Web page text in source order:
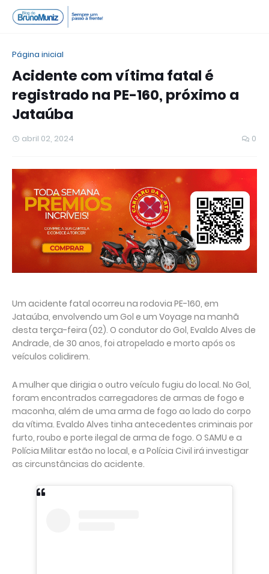
Página inicial
Acidente com vítima fatal é
registrado na PE-160, próximo a
Jataúba
abril 02, 2024 0
Um acidente fatal ocorreu na rodovia PE-160, em
Jataúba, envolvendo um Gol e um Voyage na manhã
desta terça-feira (02). O condutor do Gol, Evaldo Alves de
Andrade, de 30 anos, foi atropelado e morto após os
veículos colidirem.
A mulher que dirigia o outro veículo fugiu do local. No Gol,
foram encontrados carregadores de armas de fogo e
maconha, além de uma arma de fogo ao lado do corpo
da vítima. Evaldo Alves tinha antecedentes criminais por
furto, roubo e porte ilegal de arma de fogo. O SAMU e a
Polícia Militar estão no local, e a Polícia Civil irá investigar
as circunstâncias do acidente.